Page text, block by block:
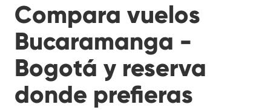
Compara vuelos
Bucaramanga -
Bogotá y reserva
donde prefieras